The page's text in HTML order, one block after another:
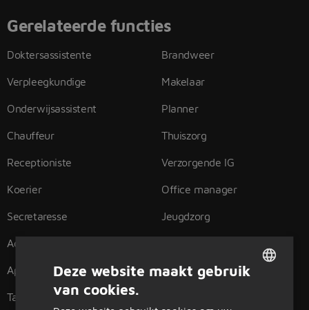
Gerelateerde functies
Doktersassistente
Verpleegkundige
Onderwijsassistent
Chauffeur
Receptioniste
Koerier
Secretaresse
Administratief medewerker
Apothekersassistente
Tandartsassistente
Brandweer
Makelaar
Planner
Thuiszorg
Verzorgende IG
Office manager
Jeugdzorg
Pedagogisch medewerker
Deze website maakt gebruik
van cookies.